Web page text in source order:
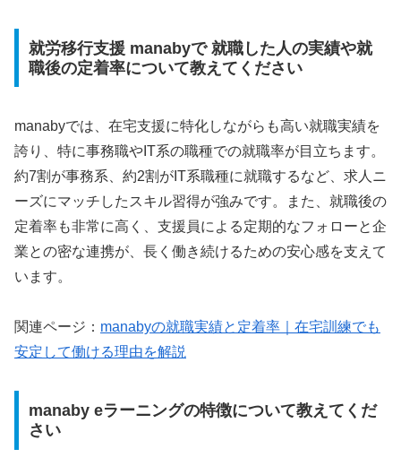
就労移行支援 manabyで 就職した人の実績や就
職後の定着率について教えてください
manabyでは、在宅支援に特化しながらも高い就職実績を
誇り、特に事務職やIT系の職種での就職率が目立ちます。
約7割が事務系、約2割がIT系職種に就職するなど、求人ニ
ーズにマッチしたスキル習得が強みです。また、就職後の
定着率も非常に高く、支援員による定期的なフォローと企
業との密な連携が、長く働き続けるための安心感を支えて
います。
関連ページ： manabyの就職実績と定着率｜在宅訓練でも
安定して働ける理由を解説
manaby eラーニングの特徴について教えてくだ
さい